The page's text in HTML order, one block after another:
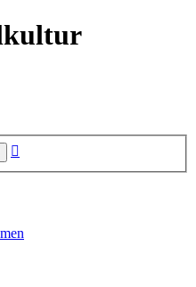
Suche